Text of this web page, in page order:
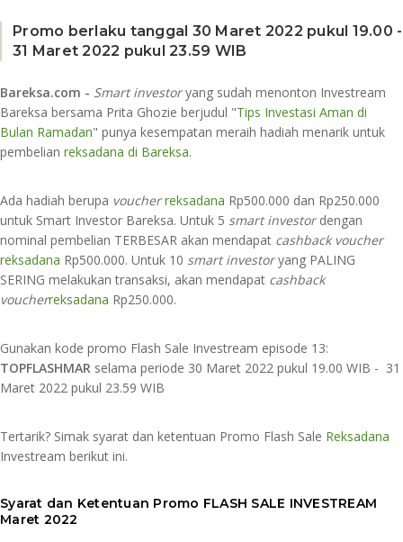
Promo berlaku tanggal 30 Maret 2022 pukul 19.00 -
31 Maret 2022 pukul 23.59 WIB
Bareksa.com - Smart investoryang sudah menonton Investream
Bareksa bersama Prita Ghozie berjudul "Tips Investasi Aman di
Bulan Ramadan" punya kesempatan meraih hadiah menarik untuk
pembelian reksadana di Bareksa.
Ada hadiah berupa voucherreksadana Rp500.000 dan Rp250.000
untuk Smart Investor Bareksa. Untuk 5 smart investordengan
nominal pembelian TERBESAR akan mendapat cashback voucher
reksadana Rp500.000. Untuk 10 smart investoryang PALING
SERING melakukan transaksi, akan mendapat cashback
voucherreksadana Rp250.000.
Gunakan kode promo Flash Sale Investream episode 13:
TOPFLASHMAR selama periode 30 Maret 2022 pukul 19.00 WIB - 31
Maret 2022 pukul 23.59 WIB⁣
Tertarik? Simak syarat dan ketentuan Promo Flash Sale Reksadana
Investream berikut ini.
Syarat dan Ketentuan Promo FLASH SALE INVESTREAM
Maret 2022